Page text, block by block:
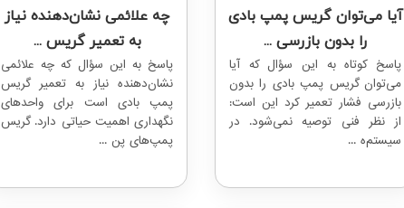
آیا می‌توان گریس پمپ بادی
را بدون بازرسی ...
پاسخ کوتاه به این سؤال که آیا
می‌توان گریس پمپ بادی را بدون
بازرسی فشار تعمیر کرد این است:
از نظر فنی توصیه نمی‌شود. در
سیستم‌ه ...
چه علائمی نشان‌دهنده نیاز
به تعمیر گریس ...
پاسخ به این سؤال که چه علائمی
نشان‌دهنده نیاز به تعمیر گریس
پمپ بادی است برای واحدهای
نگهداری اهمیت حیاتی دارد. گریس
پمپ‌های پن ...